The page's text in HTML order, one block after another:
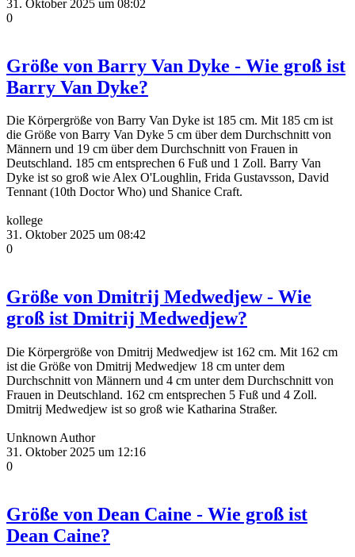
31. Oktober 2025 um 08:02
0
Größe von Barry Van Dyke - Wie groß ist
Barry Van Dyke?
Die Körpergröße von Barry Van Dyke ist 185 cm. Mit 185 cm ist
die Größe von Barry Van Dyke 5 cm über dem Durchschnitt von
Männern und 19 cm über dem Durchschnitt von Frauen in
Deutschland. 185 cm entsprechen 6 Fuß und 1 Zoll. Barry Van
Dyke ist so groß wie Alex O'Loughlin, Frida Gustavsson, David
Tennant (10th Doctor Who) und Shanice Craft.
kollege
31. Oktober 2025 um 08:42
0
Größe von Dmitrij Medwedjew - Wie
groß ist Dmitrij Medwedjew?
Die Körpergröße von Dmitrij Medwedjew ist 162 cm. Mit 162 cm
ist die Größe von Dmitrij Medwedjew 18 cm unter dem
Durchschnitt von Männern und 4 cm unter dem Durchschnitt von
Frauen in Deutschland. 162 cm entsprechen 5 Fuß und 4 Zoll.
Dmitrij Medwedjew ist so groß wie Katharina Straßer.
Unknown Author
31. Oktober 2025 um 12:16
0
Größe von Dean Caine - Wie groß ist
Dean Caine?